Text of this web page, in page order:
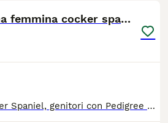
Bellissima e simpaticissima femmina cocker spaniel
Splendida cucciolina razza Cocker Spaniel, genitori con Pedigree Enci, nata e cresciuta in famiglia, colore bianco e nero, vivace, intelligente e simpatica. Cedesi con regolari vaccinazioni, microchip, certificato di buona salute e Pedigree.